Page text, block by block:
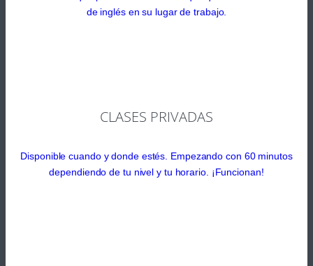
de inglés en su lugar de trabajo.
CLASES PRIVADAS
Disponible cuando y donde estés. Empezando con 60 minutos
dependiendo de tu nivel y tu horario. ¡Funcionan!